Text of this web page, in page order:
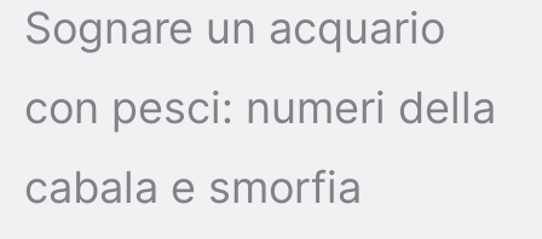
Sognare un acquario
con pesci: numeri della
cabala e smorfia